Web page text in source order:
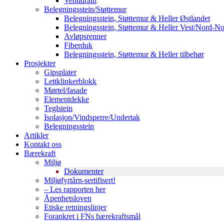
Belegningsstein/Støttemur
Belegningsstein, Støttemur & Heller Østlandet
Belegningsstein, Støttemur & Heller Vest/Nord-
Avløpsrenner
Fiberduk
Belegningsstein, Støttemur & Heller tilbehør
Prosjekter
Gipsplater
Lettklinkerblokk
Mørtel/fasade
Elementdekke
Teglstein
Isolasjon/Vindsperre/Undertak
Belegningsstein
Artikler
Kontakt oss
Bærekraft
Miljø
Dokumenter
Miljøfyrtårn-sertifisert!
– Les rapporten her
Åpenhetsloven
Etiske retningslinjer
Forankret i FNs bærekraftsmål